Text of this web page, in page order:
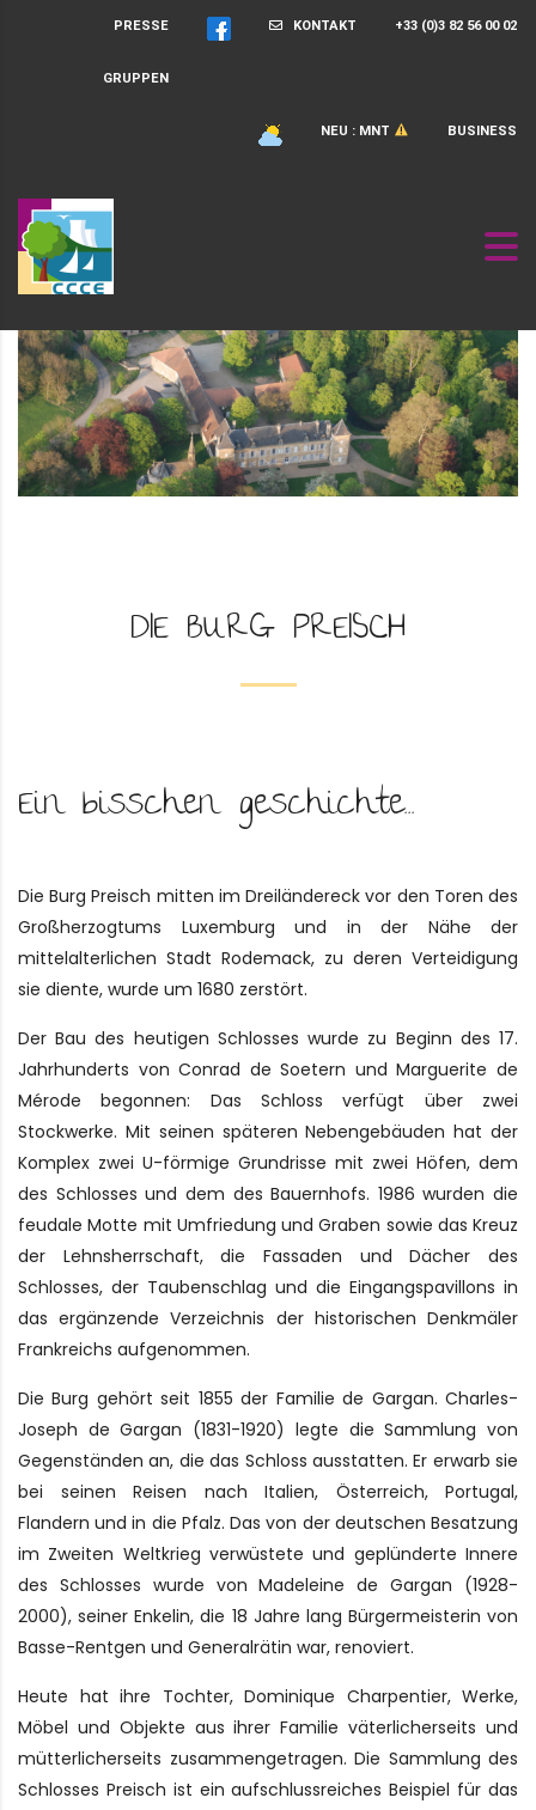
+33 (0)3 82 56 00 02
KONTAKT
PRESSE
GRUPPEN
BUSINESS
NEU : MNT
DIE BURG PREISCH
Ein bisschen geschichte...
Die Burg Preisch mitten im Dreiländereck vor den Toren des
Großherzogtums Luxemburg und in der Nähe der
mittelalterlichen Stadt Rodemack, zu deren Verteidigung
sie diente, wurde um 1680 zerstört.
Der Bau des heutigen Schlosses wurde zu Beginn des 17.
Jahrhunderts von Conrad de Soetern und Marguerite de
Mérode begonnen: Das Schloss verfügt über zwei
Stockwerke. Mit seinen späteren Nebengebäuden hat der
Komplex zwei U-förmige Grundrisse mit zwei Höfen, dem
des Schlosses und dem des Bauernhofs. 1986 wurden die
feudale Motte mit Umfriedung und Graben sowie das Kreuz
der Lehnsherrschaft, die Fassaden und Dächer des
Schlosses, der Taubenschlag und die Eingangspavillons in
das ergänzende Verzeichnis der historischen Denkmäler
Frankreichs aufgenommen.
Die Burg gehört seit 1855 der Familie de Gargan. Charles-
Joseph de Gargan (1831-1920) legte die Sammlung von
Gegenständen an, die das Schloss ausstatten. Er erwarb sie
bei seinen Reisen nach Italien, Österreich, Portugal,
Flandern und in die Pfalz. Das von der deutschen Besatzung
im Zweiten Weltkrieg verwüstete und geplünderte Innere
des Schlosses wurde von Madeleine de Gargan (1928-
2000), seiner Enkelin, die 18 Jahre lang Bürgermeisterin von
Basse-Rentgen und Generalrätin war, renoviert.
Heute hat ihre Tochter, Dominique Charpentier, Werke,
Möbel und Objekte aus ihrer Familie väterlicherseits und
mütterlicherseits zusammengetragen. Die Sammlung des
Schlosses Preisch ist ein aufschlussreiches Beispiel für das